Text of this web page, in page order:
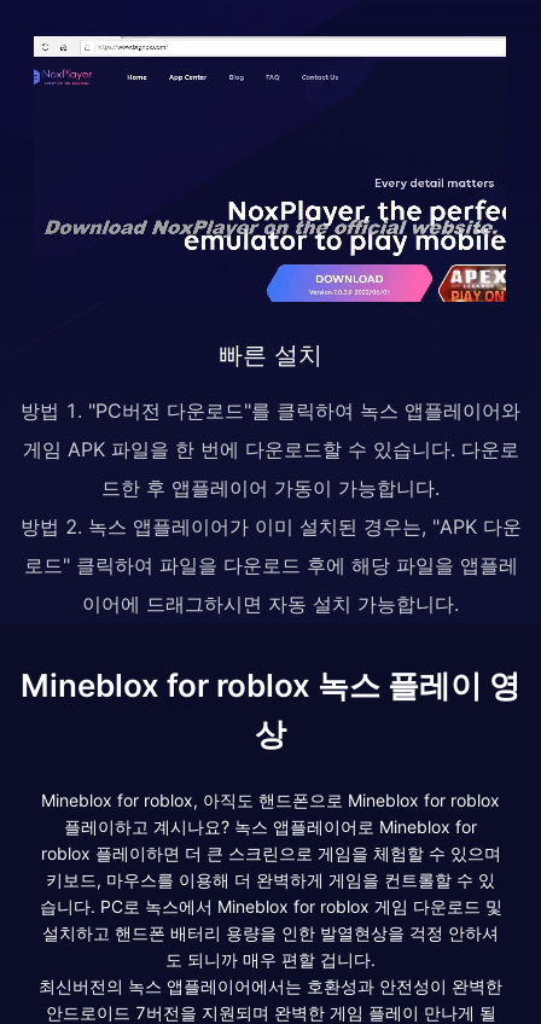
빠른 설치
방법 1. "PC버전 다운로드"를 클릭하여 녹스 앱플레이어와
게임 APK 파일을 한 번에 다운로드할 수 있습니다. 다운로
드한 후 앱플레이어 가동이 가능합니다.
방법 2. 녹스 앱플레이어가 이미 설치된 경우는, "APK 다운
로드" 클릭하여 파일을 다운로드 후에 해당 파일을 앱플레
이어에 드래그하시면 자동 설치 가능합니다.
Mineblox for roblox 녹스 플레이 영
상
Mineblox for roblox, 아직도 핸드폰으로 Mineblox for roblox
플레이하고 계시나요? 녹스 앱플레이어로 Mineblox for
roblox 플레이하면 더 큰 스크린으로 게임을 체험할 수 있으며
키보드, 마우스를 이용해 더 완벽하게 게임을 컨트롤할 수 있
습니다. PC로 녹스에서 Mineblox for roblox 게임 다운로드 및
설치하고 핸드폰 배터리 용량을 인한 발열현상을 걱정 안하셔
도 되니까 매우 편할 겁니다.
최신버전의 녹스 앱플레이어에서는 호환성과 안전성이 완벽한
안드로이드 7버전을 지원되며 완벽한 게임 플레이 만나게 될